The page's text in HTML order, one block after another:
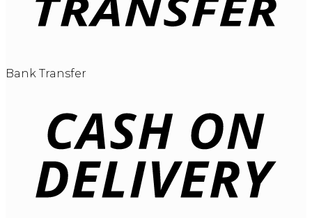
Bank Transfer